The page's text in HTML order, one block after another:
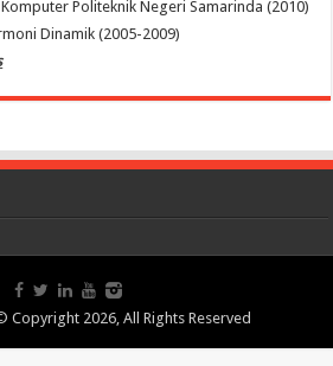
Politeknik Negeri Samarinda (2010)
Dinamik (2005-2009)
Copyright 2026, All Rights Reserved